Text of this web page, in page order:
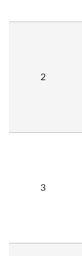
2
3